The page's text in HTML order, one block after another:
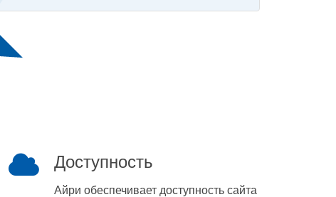
Доступность
Айри обеспечивает доступность сайта